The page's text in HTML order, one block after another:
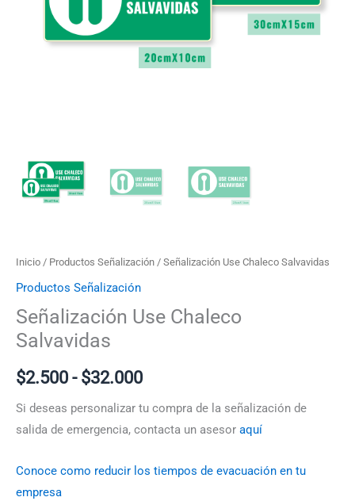
Inicio / Productos Señalización / Señalización Use Chaleco Salvavidas
Productos Señalización
Señalización Use Chaleco
Salvavidas
$2.500 - $32.000
$32.000
Si deseas personalizar tu compra de la señalización de
salida de emergencia, contacta un asesor aquí
Conoce como reducir los tiempos de evacuación en tu
empresa